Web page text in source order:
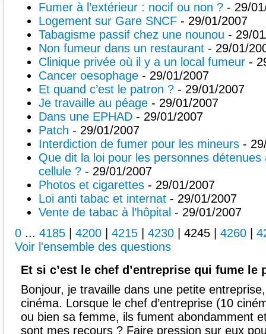
Fumer à l’extérieur : nocif ou non ? - 29/
Logement sur Gare SNCF - 29/01/2007
Tabagisme passif chez une nounou - 29/
Non fumeur dans un restaurant - 29/01/
Clinique privée où il y a un local fumeur -
Cancer oesophage - 29/01/2007
Et quand c’est le patron ? - 29/01/2007
Je travaille au péage - 29/01/2007
Dans une EPHAD - 29/01/2007
Patch - 29/01/2007
Interdiction de fumer pour les mineurs -
Que dit la loi pour les personnes
cellule ? - 29/01/2007
Photos et cigarettes - 29/01/2007
Loi anti tabac et internat - 29/01/2007
Vente de tabac à l’hôpital - 29/01/2007
0 ... 4185 4200 4215 4230 4245 4260
Voir l'ensemble des questions
Et si c’est le chef d’entreprise qui fume le
Bonjour, je travaille dans une petite
cinéma. Lorsque le chef d’entreprise (10
ou bien sa femme, ils fument abondamment
sont mes recours ? Faire pression sur eux